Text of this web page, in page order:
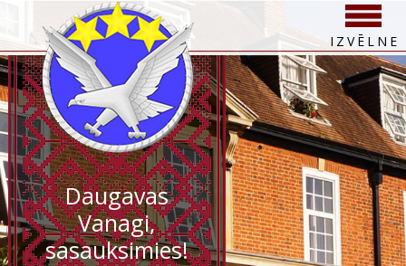
Daugavas
Vanagi,
sasauksimies!
IZVĒLNE